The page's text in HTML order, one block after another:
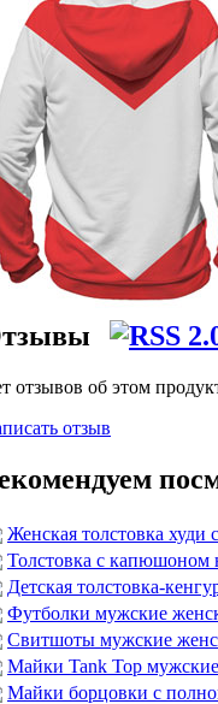
отзывов об этом
отзыв
Женская толстовка
Толстовка с капюшоном
Детская толстовка-
Футболки мужские
Свитшоты мужские
Майки Tank Top мужские
Майки борцовки с